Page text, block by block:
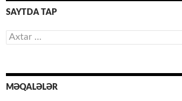
SAYTDA TAP
Axtarış:
MƏQALƏLƏR